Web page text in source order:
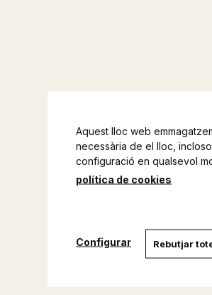
Aquest lloc web
necessària de el lloc,
configuració en qualsevol
política de cookies
Configurar Rebutjar